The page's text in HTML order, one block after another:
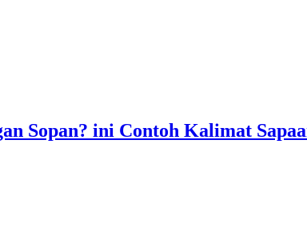
Sopan? ini Contoh Kalimat